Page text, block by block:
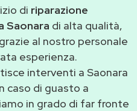
di riparazione
Saonara di alta qualità,
al nostro personale
esperienza.
interventi a Saonara
caso di guasto a
in grado di far fronte